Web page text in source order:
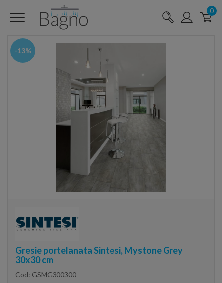
0
-13%
Gresie portelanata Sintesi, Mystone Grey
30x30 cm
Cod: GSMG300300